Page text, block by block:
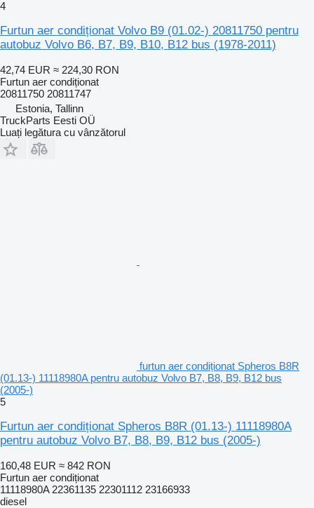
4
Furtun aer condiționat Volvo B9 (01.02-) 20811750 pentru
autobuz Volvo B6, B7, B9, B10, B12 bus (1978-2011)
42,74 EUR ≈ 224,30 RON
Furtun aer condiționat
20811750 20811747
Estonia, Tallinn
TruckParts Eesti OÜ
Luați legătura cu vânzătorul
furtun aer condiționat Spheros B8R
(01.13-) 11118980A pentru autobuz Volvo B7, B8, B9, B12 bus
(2005-)
5
Furtun aer condiționat Spheros B8R (01.13-) 11118980A
pentru autobuz Volvo B7, B8, B9, B12 bus (2005-)
160,48 EUR ≈ 842 RON
Furtun aer condiționat
11118980A 22361135 22301112 23166933
diesel